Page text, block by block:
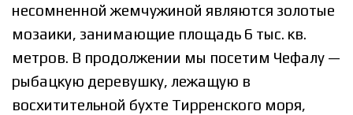
несомненной жемчужиной являются золотые
мозаики, занимающие площадь 6 тыс. кв.
метров. В продолжении мы посетим Чефалу —
рыбацкую деревушку, лежащую в
восхитительной бухте Тирренского моря,